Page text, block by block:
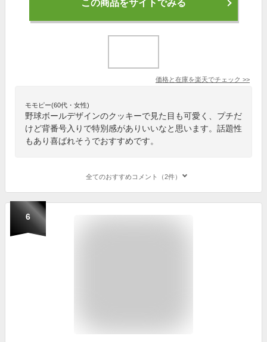
この商品をサイトでみる
価格と在庫を楽天でチェック >>
モモピー(60代・女性)
野球ボールデザインのクッキーで見た目も可愛く、プチだ
けど背番号入りで特別感がありいいなと思います。話題性
もあり喜ばれそうでおすすめです。
全てのおすすめコメント（2件）
6